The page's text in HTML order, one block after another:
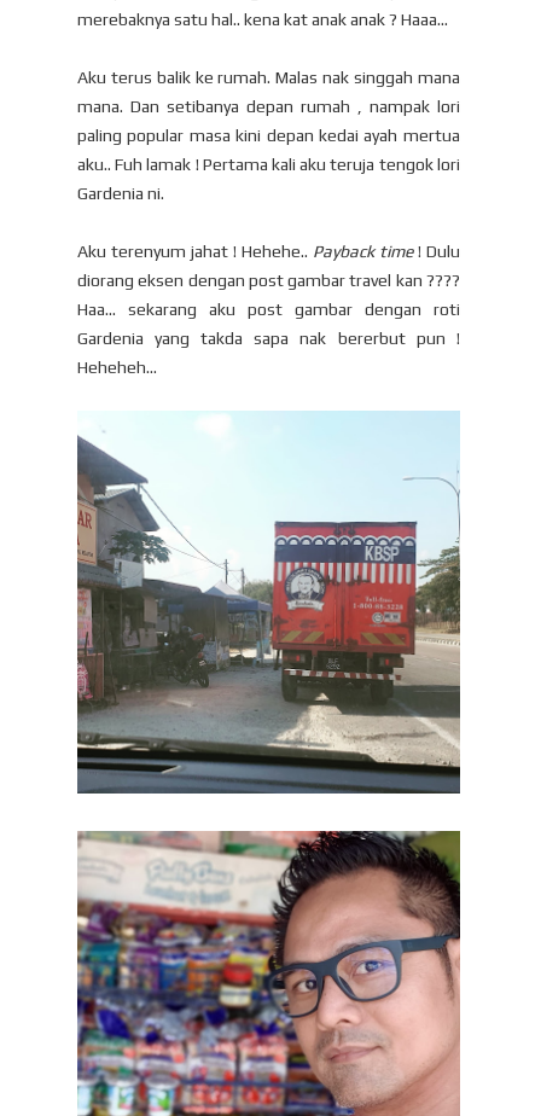
merebaknya satu hal.. kena kat anak anak ? Haaa...
Aku terus balik ke rumah. Malas nak singgah mana
mana. Dan setibanya depan rumah , nampak lori
paling popular masa kini depan kedai ayah mertua
aku.. Fuh lamak ! Pertama kali aku teruja tengok lori
Gardenia ni.
Aku terenyum jahat ! Hehehe.. Payback time! Dulu
diorang eksen dengan post gambar travel kan ????
Haa... sekarang aku post gambar dengan roti
Gardenia yang takda sapa nak bererbut pun !
Heheheh...